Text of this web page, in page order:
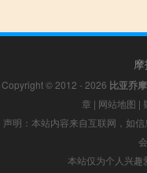
Copyright © 2012 - 2026 比亚乔
章 | 网站地图 |
声明：本站内容来自互联网，如
本站仅为个人兴趣